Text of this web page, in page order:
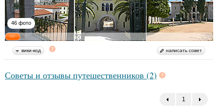
46 фото
вики-код написать совет
Советы и отзывы путешественников (2)
1